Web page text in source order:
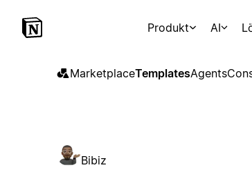
Produkt AI
MarketplaceTemplatesAgents
Bibiz